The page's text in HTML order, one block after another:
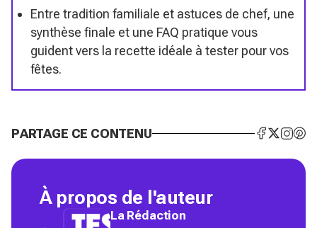
Entre tradition familiale et astuces de chef, une
synthèse finale et une FAQ pratique vous
guident vers la recette idéale à tester pour vos
fêtes.
PARTAGE CE CONTENU
À propos de l'auteur
La Rédaction